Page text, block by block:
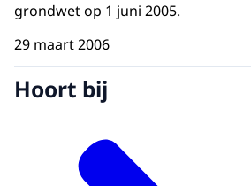
grondwet op 1 juni 2005.
29 maart 2006
Hoort bij